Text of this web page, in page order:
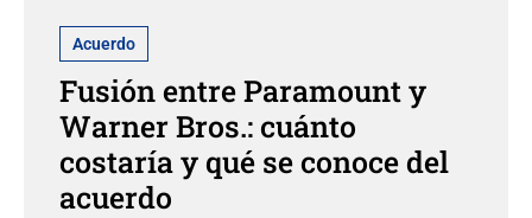
Acuerdo
Fusión entre Paramount y
Warner Bros.: cuánto
costaría y qué se conoce del
acuerdo